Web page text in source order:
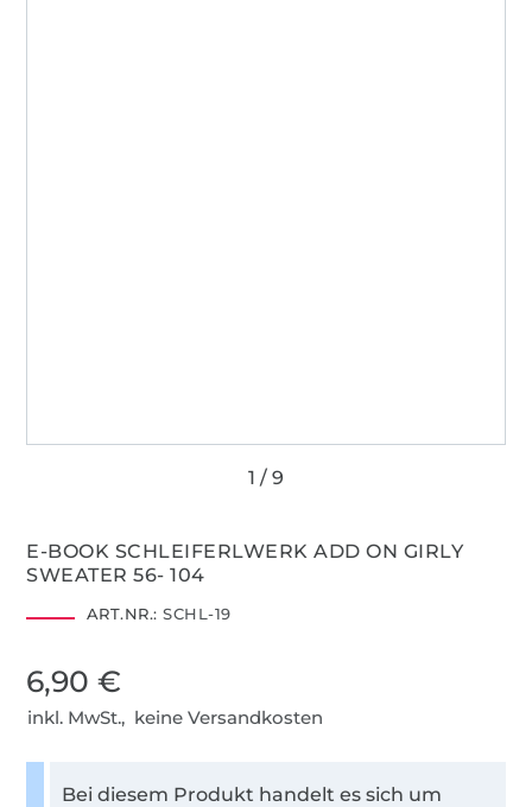
E-BOOK SCHLEIFERLWERK ADD ON GIRLY
SWEATER 56- 104
ART.NR.: SCHL-19
6,90 €
inkl. MwSt., keine Versandkosten
Bei diesem Produkt handelt es sich um